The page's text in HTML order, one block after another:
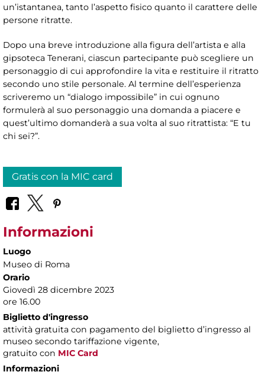
un’istantanea, tanto l’aspetto fisico quanto il carattere delle
persone ritratte.
Dopo una breve introduzione alla figura dell’artista e alla
gipsoteca Tenerani, ciascun partecipante può scegliere un
personaggio di cui approfondire la vita e restituire il ritratto
secondo uno stile personale. Al termine dell’esperienza
scriveremo un “dialogo impossibile” in cui ognuno
formulerà al suo personaggio una domanda a piacere e
quest’ultimo domanderà a sua volta al suo ritrattista: “E tu
chi sei?”.
Gratis con la MIC card
Informazioni
Luogo
Museo di Roma
Orario
Giovedì 28 dicembre 2023
ore 16.00
Biglietto d'ingresso
attività gratuita con pagamento del biglietto d’ingresso al
museo secondo tariffazione vigente,
gratuito con MIC Card
Informazioni